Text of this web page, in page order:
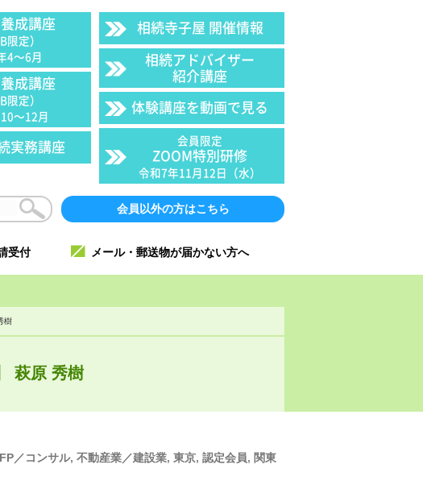
成講座
限定）
4〜6月
成講座
限定）
〜12月
実務講座
相続寺子屋 開催情報
相続アドバイザー
紹介講座
体験講座を動画で見る
会員限定
ZOOM特別研修
令和7年11月12日（水）
会員以外の方はこちら
受付 メール・郵送物が届かない方へ
樹
萩原 秀樹
FP／コンサル, 不動産業／建設業, 東京, 認定会員, 関東